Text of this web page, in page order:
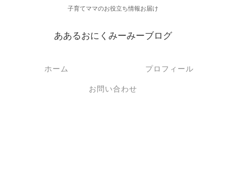
子育てママのお役立ち情報お届け
ああるおにくみーみーブログ
ホーム プロフィール
お問い合わせ